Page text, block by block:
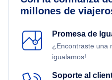
millones de
Promesa de
¿Encontraste una
igualamos!
Soporte al